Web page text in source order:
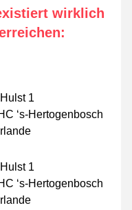
wirklich
:
1
‘s-Hertogenbosch
1
‘s-Hertogenbosch